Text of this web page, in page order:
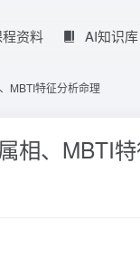
资料 AI知识库
MBTI特征分析命理
相、MBTI